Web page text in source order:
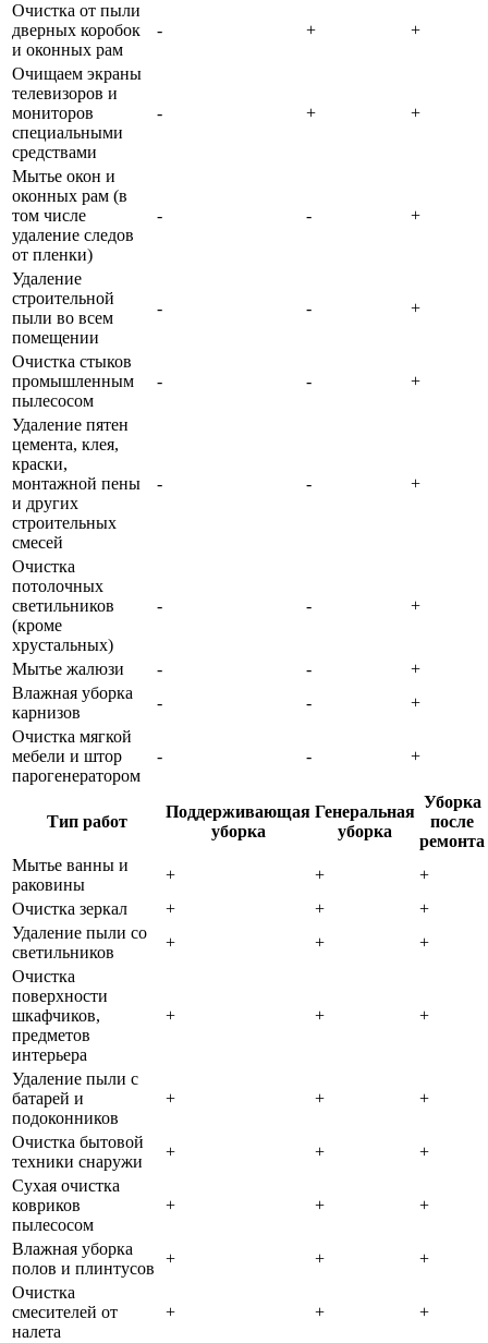
Очистка от пыли
дверных коробок
и оконных рам
- + +
Очищаем экраны
телевизоров и
мониторов
специальными
средствами
- + +
Мытье окон и
оконных рам (в
том числе
удаление следов
от пленки)
- - +
Удаление
строительной
пыли во всем
помещении
- - +
Очистка стыков
промышленным
пылесосом
- - +
Удаление пятен
цемента, клея,
краски,
монтажной пены
и других
строительных
смесей
- - +
Очистка
потолочных
светильников
(кроме
хрустальных)
- - +
Мытье жалюзи - -
+
Влажная уборка
карнизов
- -
+
Очистка мягкой
мебели и штор
парогенератором
- - +
Тип работ
Поддерживающая
уборка
Генеральная
уборка
Уборка
после
ремонта
Мытье ванны и
раковины
+ +
+
Очистка зеркал
+ +
+
Удаление пыли со
светильников
+ +
+
Очистка
поверхности
шкафчиков,
предметов
интерьера
+ + +
Удаление пыли с
батарей и
подоконников
+ + +
Очистка бытовой
техники снаружи
+ +
+
Сухая очистка
ковриков
пылесосом
+ + +
Влажная уборка
полов и плинтусов
+ +
+
Очистка
смесителей от
налета
+ + +